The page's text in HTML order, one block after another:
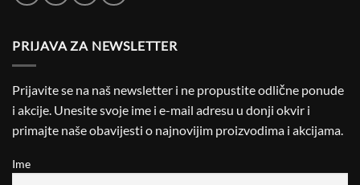
PRIJAVA ZA NEWSLETTER
Prijavite se na naš newsletter i ne propustite odlične ponude
i akcije. Unesite svoje ime i e-mail adresu u donji okvir i
primajte naše obavijesti o najnovijim proizvodima i akcijama.
Ime